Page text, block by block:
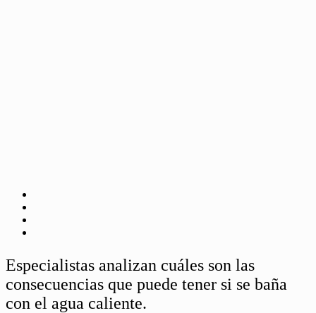
Especialistas analizan cuáles son las
consecuencias que puede tener si se baña
con el agua caliente.